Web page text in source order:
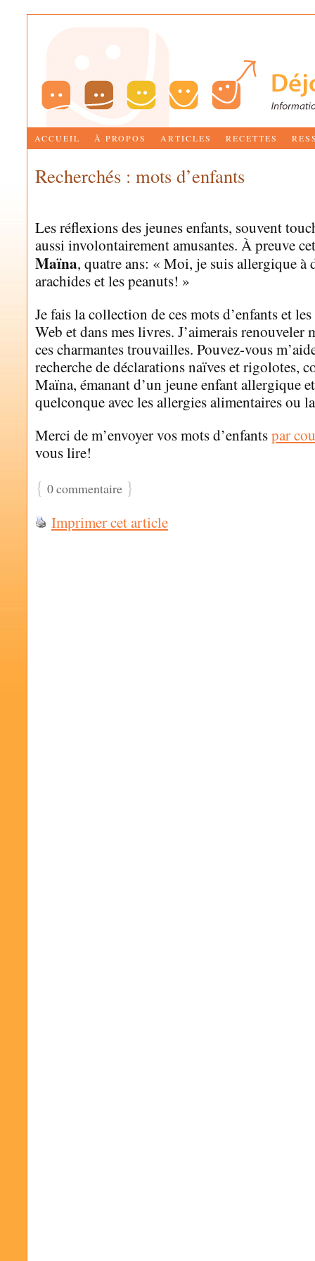
ACCUEIL À PROPOS ARTICLES RECETTES
Recherchés : mots d’enfants
Les réflexions des jeunes enfants, souvent
aussi involontairement amusantes. À preuve
Maïna, quatre ans: « Moi, je suis allergique à
arachides et les peanuts! »
Je fais la collection de ces mots d’enfants et
Web et dans mes livres. J’aimerais renouveler
ces charmantes trouvailles. Pouvez-vous
recherche de déclarations naïves et rigolotes,
Maïna, émanant d’un jeune enfant allergique
quelconque avec les allergies alimentaires ou
Merci de m’envoyer vos mots d’enfantspar
vous lire!
{ 0 commentaire }
Imprimer cet article